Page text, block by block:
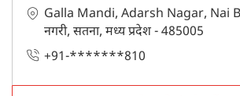
Galla Mandi, Adarsh Nagar, Nai
नगरी, सतना, मध्य प्रदेश - 485005
+91-*******810